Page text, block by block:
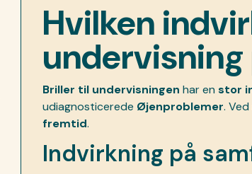
Hvilken
Briller til undervisningen har enstor
udiagnosticerede Øjenproblemer.
fremtid.
Indvirkning på